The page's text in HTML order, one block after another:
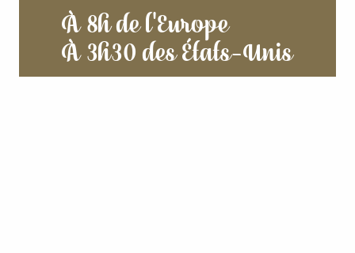
À 8h de l'Europe
À 3h30 des États-Unis